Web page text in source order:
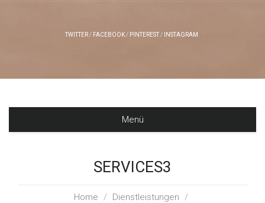
TWITTER FACEBOOK PINTEREST INSTAGRAM
Menü
SERVICES3
Home / Dienstleistungen /